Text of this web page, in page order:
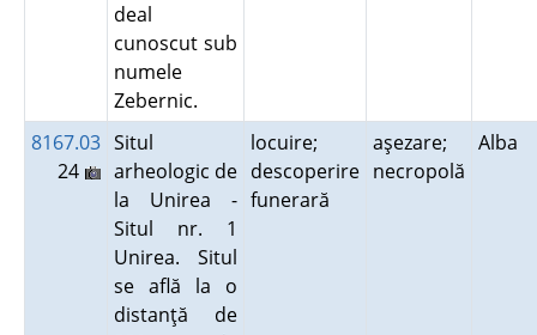
deal
cunoscut sub
numele
Zebernic.
8167.03
24
Situl
arheologic de
la Unirea -
Situl nr. 1
Unirea. Situl
se află la o
distanţă de
locuire;
descoperire
funerară
aşezare;
necropolă
Alba